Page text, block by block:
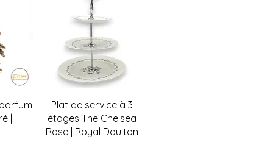
|
Quick View
Plat de service à 3
étages The Chelsea
Rose | Royal Doulton